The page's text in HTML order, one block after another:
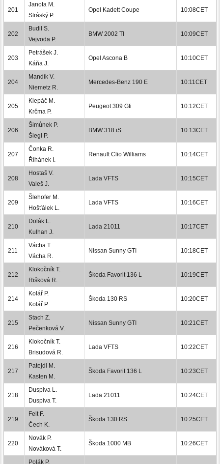
201
Janota M.
Stráský P.
Opel Kadett Coupe 10:08CET
202
Budil S.
Vejvoda P.
BMW 2002 TI 10:09CET
203
Petrášek J.
Káňa J.
Opel Ascona B 10:10CET
204
Mandík V.
Niemetz R.
Mercedes-Benz 190 E 10:11CET
205
Klepáč M.
Krčma P.
Peugeot 309 Gti 10:12CET
206
Šimůnek P.
Šlegl P.
BMW 318 iS 10:13CET
207
Čonka R.
Říhánek I.
Renault Clio Williams 10:14CET
208
Hostaš V.
Valeš J.
Lada VFTS 10:15CET
209
Šlehofer M.
Hošťálek L.
Lada VFTS 10:16CET
210
Dolák L.
Kulhan J.
Lada 21011 10:17CET
211
Vácha T.
Vácha R.
Nissan Sunny GTI 10:18CET
212
Klokočník T.
Rišková R.
Škoda Favorit 136 L 10:19CET
214
Kolář P.
Kolář P.
Škoda 130 RS 10:20CET
215
Stach Z.
Pečenková V.
Nissan Sunny GTI 10:21CET
216
Klokočník T.
Brisudová R.
Lada VFTS 10:22CET
217
Patejdl M.
Kasten M.
Škoda Favorit 136 L 10:23CET
218
Duspiva L.
Duspiva T.
Lada 21011 10:24CET
219
Felt F.
Čech K.
Škoda 130 RS 10:25CET
220
Novák P.
Nováková T.
Škoda 1000 MB 10:26CET
Polák P.